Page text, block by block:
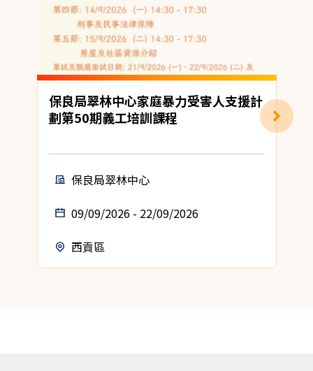
保良局翠林中心家庭暴力受害人支援計
劃第50期義工培訓課程
保良局翠林中心
09/09/2026 - 22/09/2026
西貢區